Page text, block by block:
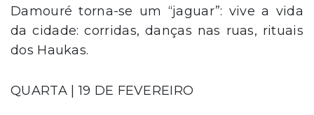
Damouré torna-se um “jaguar”: vive a vida
da cidade: corridas, danças nas ruas, rituais
dos Haukas.
QUARTA | 19 DE FEVEREIRO